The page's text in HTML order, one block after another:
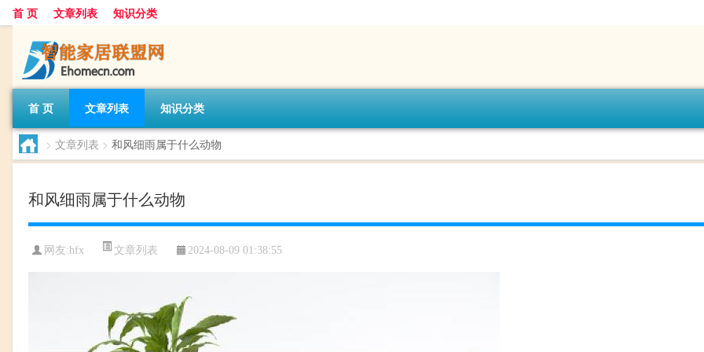
首 页 文章列表 知识分类
首 页 文章列表 知识分类
> 文章列表 > 和风细雨属于什么动物
和风细雨属于什么动物
网友:hfx 文章列表 2024-08-09 01:38:55